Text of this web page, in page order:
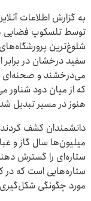
به گزارش اطلاعات
توسط تلسکوپ فضایی
شلوغ‌ترین
سفید درخشان در
می‌درخشند و صحنه‌ای
هنوز در مسیر تبدیل
دانشمندان کشف
میلیون‌ها سال گاز و
ستاره‌ای را گسترش
ستاره‌هایی است که در
مورد چگونگی